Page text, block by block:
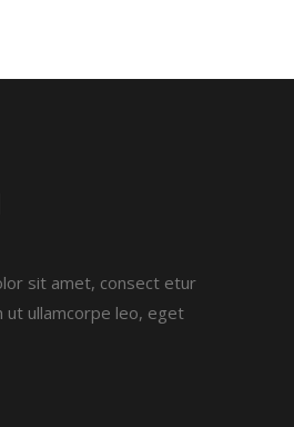
sit amet, consect etur
ut ullamcorpe leo, eget